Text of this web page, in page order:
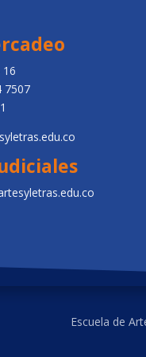
16
7507
Escuela de